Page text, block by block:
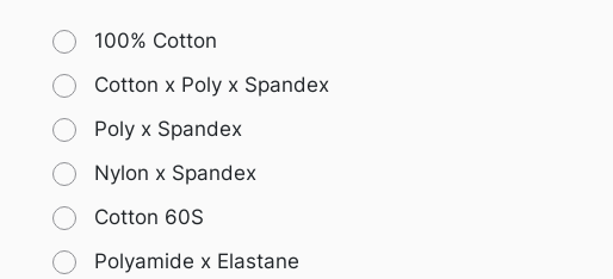
100% Cotton
Cotton x Poly x Spandex
Poly x Spandex
Nylon x Spandex
Cotton 60S
Polyamide x Elastane